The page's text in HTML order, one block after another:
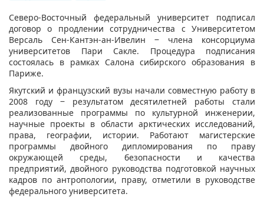
​Северо-Восточный федеральный университет подписал
договор о продлении сотрудничества с Университетом
Версаль Сен-Кантэн-ан-Ивелин ‒ члена консорциума
университетов Пари Сакле. Процедура подписания
состоялась в рамках Салона сибирского образования в
Париже.
Якутский и французский вузы начали совместную работу в
2008 году ‒ результатом десятилетней работы стали
реализованные программы по культурной инженерии,
научные проекты в области арктических исследований,
права, географии, истории. Работают магистерские
программы двойного дипломирования по праву
окружающей среды, безопасности и качества
предприятий, двойного руководства подготовкой научных
кадров по антропологии, праву, отметили в руководстве
федерального университета.